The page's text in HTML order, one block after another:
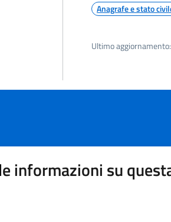
Anagrafe e stato
Ultimo aggiornamento:
informazioni su